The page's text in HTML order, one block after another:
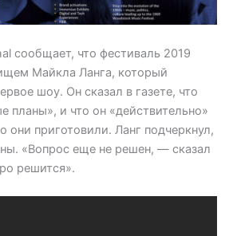
сообщает, что фестиваль 2019
Майкла Ланга, который
шоу. Он сказал в газете, что
планы», и что он «действительно»
они приготовили. Ланг подчеркнул,
«Вопрос еще не решен, — сказал
решится».